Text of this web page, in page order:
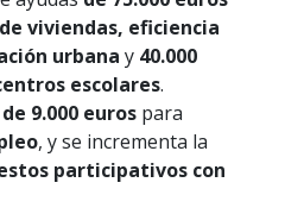
viviendas, eficiencia
urbana y 40.000
escolares.
de 9.000 euros para
, y se incrementa la
participativos con